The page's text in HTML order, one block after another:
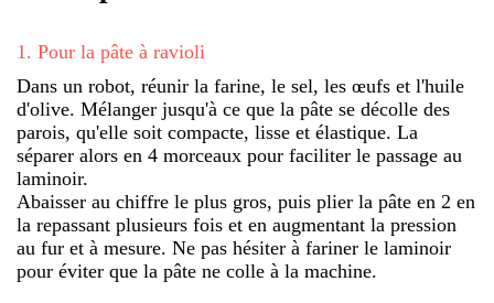
1 . Pour la pâte à ravioli
Dans un robot, réunir la farine, le sel, les œufs et l'huile
d'olive. Mélanger jusqu'à ce que la pâte se décolle des
parois, qu'elle soit compacte, lisse et élastique. La
séparer alors en 4 morceaux pour faciliter le passage au
laminoir.
Abaisser au chiffre le plus gros, puis plier la pâte en 2 en
la repassant plusieurs fois et en augmentant la pression
au fur et à mesure. Ne pas hésiter à fariner le laminoir
pour éviter que la pâte ne colle à la machine.